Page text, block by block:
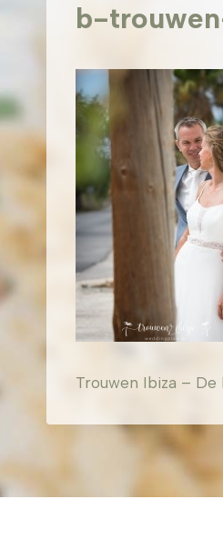
b-
Trouwen Ibiza –